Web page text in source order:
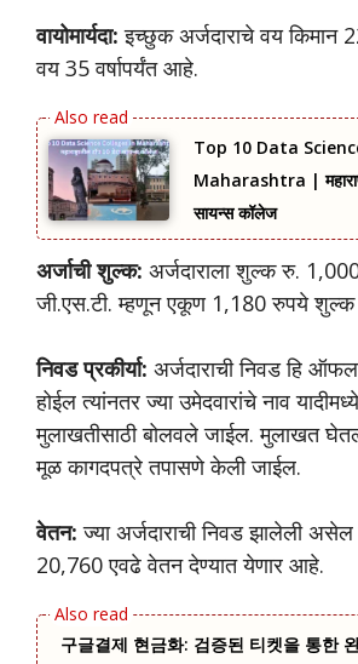
वायोमार्यदा: इच्छुक अर्जदाराचे वय किमान
वय 35 वर्षापर्यंत आहे.
Top 10 Data
Maharashtra |
सायन्स कॉलेज
अर्जाची शुल्क: अर्जदाराला शुल्क रु.
जी.एस.टी. म्हणून एकूण 1,180 रुपये
निवड प्रकीर्या: अर्जदाराची निवड हि
होईल त्यांनतर ज्या उमेदवारांचे नाव
मुलाखतीसाठी बोलवले जाईल. मुलाखत
मूळ कागदपत्रे तपासणे केली जाईल.
वेतन: ज्या अर्जदाराची निवड झालेली असेल
20,760 एवढे वेतन देण्यात येणार आहे.
구글결제 현금화: 검증된 티켓을 통한